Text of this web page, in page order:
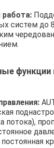
работа:
систем до
потока),